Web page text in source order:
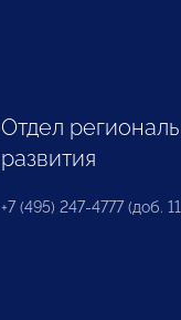
Отдел
развития
+7 (495) 247-4777 (доб.